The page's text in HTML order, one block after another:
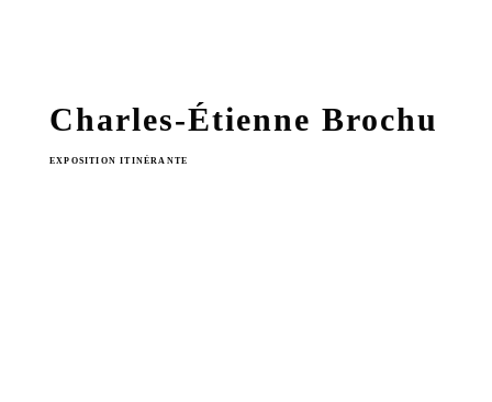
Charles-Étienne Brochu
EXPOSITION ITINÉRANTE